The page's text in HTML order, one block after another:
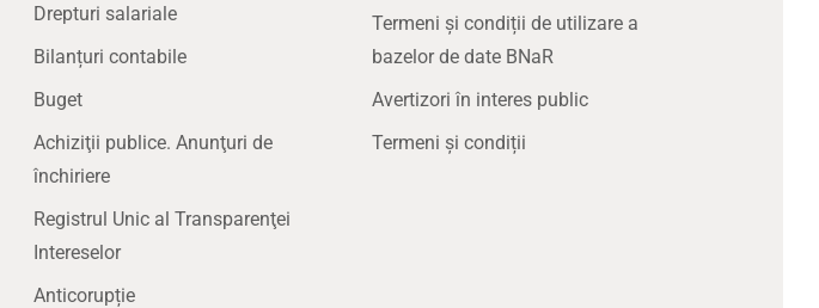
Drepturi salariale
Bilanțuri contabile
Buget
Achiziţii publice. Anunţuri de
închiriere
Registrul Unic al Transparenţei
Intereselor
Anticorupție
Termeni și condiții de utilizare a
bazelor de date BNaR
Avertizori în interes public
Termeni și condiții